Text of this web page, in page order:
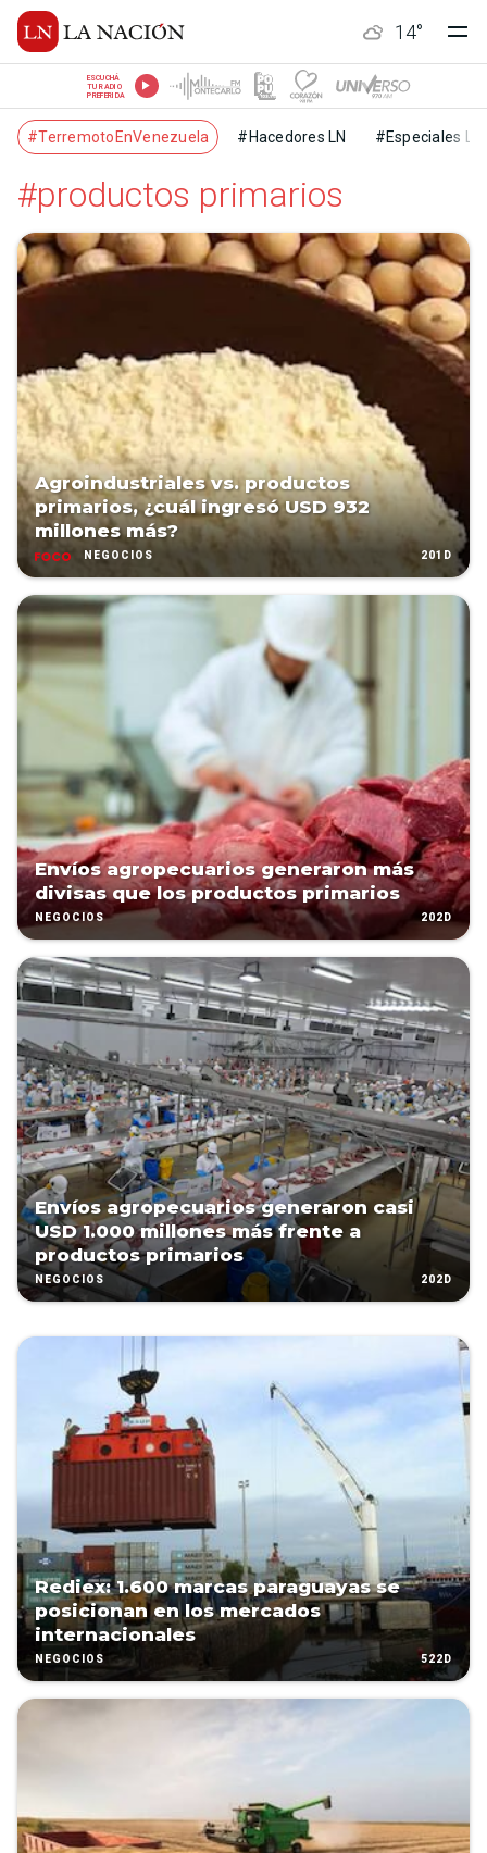
14°
ESCUCHÁ
TU RADIO
PREFERIDA
#TerremotoEnVenezuela #Hacedores LN #Especiales LN
#productos primarios
Agroindustriales vs. productos
primarios, ¿cuál ingresó USD 932
millones más?
NEGOCIOS 201D
Envíos agropecuarios generaron más
divisas que los productos primarios
NEGOCIOS 202D
Envíos agropecuarios generaron casi
USD 1.000 millones más frente a
productos primarios
NEGOCIOS 202D
Rediex: 1.600 marcas paraguayas se
posicionan en los mercados
internacionales
NEGOCIOS 522D